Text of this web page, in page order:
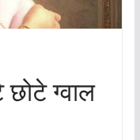
छोटे ग्वाल